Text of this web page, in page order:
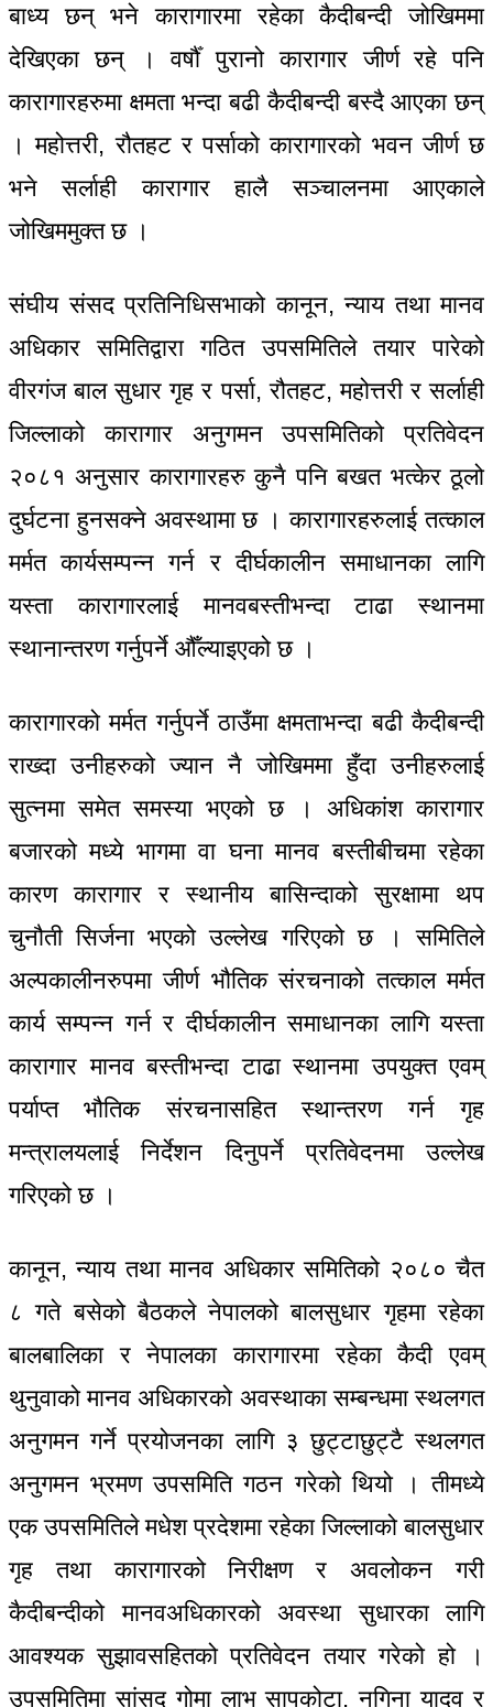
बाध्य छन् भने कारागारमा रहेका कैदीबन्दी जोखिममा
देखिएका छन् । वर्षौँ पुरानो कारागार जीर्ण रहे पनि
कारागारहरुमा क्षमता भन्दा बढी कैदीबन्दी बस्दै आएका छन्
। महोत्तरी, रौतहट र पर्साको कारागारको भवन जीर्ण छ
भने सर्लाही कारागार हालै सञ्चालनमा आएकाले
जोखिममुक्त छ ।
संघीय संसद प्रतिनिधिसभाको कानून, न्याय तथा मानव
अधिकार समितिद्वारा गठित उपसमितिले तयार पारेको
वीरगंज बाल सुधार गृह र पर्सा, रौतहट, महोत्तरी र सर्लाही
जिल्लाको कारागार अनुगमन उपसमितिको प्रतिवेदन
२०८१ अनुसार कारागारहरु कुनै पनि बखत भत्केर ठूलो
दुर्घटना हुनसक्ने अवस्थामा छ । कारागारहरुलाई तत्काल
मर्मत कार्यसम्पन्न गर्न र दीर्घकालीन समाधानका लागि
यस्ता कारागारलाई मानवबस्तीभन्दा टाढा स्थानमा
स्थानान्तरण गर्नुपर्ने औँल्याइएको छ ।
कारागारको मर्मत गर्नुपर्ने ठाउँमा क्षमताभन्दा बढी कैदीबन्दी
राख्दा उनीहरुको ज्यान नै जोखिममा हुँदा उनीहरुलाई
सुत्नमा समेत समस्या भएको छ । अधिकांश कारागार
बजारको मध्ये भागमा वा घना मानव बस्तीबीचमा रहेका
कारण कारागार र स्थानीय बासिन्दाको सुरक्षामा थप
चुनौती सिर्जना भएको उल्लेख गरिएको छ । समितिले
अल्पकालीनरुपमा जीर्ण भौतिक संरचनाको तत्काल मर्मत
कार्य सम्पन्न गर्न र दीर्घकालीन समाधानका लागि यस्ता
कारागार मानव बस्तीभन्दा टाढा स्थानमा उपयुक्त एवम्
पर्याप्त भौतिक संरचनासहित स्थान्तरण गर्न गृह
मन्त्रालयलाई निर्देशन दिनुपर्ने प्रतिवेदनमा उल्लेख
गरिएको छ ।
कानून, न्याय तथा मानव अधिकार समितिको २०८० चैत
८ गते बसेको बैठकले नेपालको बालसुधार गृहमा रहेका
बालबालिका र नेपालका कारागारमा रहेका कैदी एवम्
थुनुवाको मानव अधिकारको अवस्थाका सम्बन्धमा स्थलगत
अनुगमन गर्ने प्रयोजनका लागि ३ छुट्टाछुट्टै स्थलगत
अनुगमन भ्रमण उपसमिति गठन गरेको थियो । तीमध्ये
एक उपसमितिले मधेश प्रदेशमा रहेका जिल्लाको बालसुधार
गृह तथा कारागारको निरीक्षण र अवलोकन गरी
कैदीबन्दीको मानवअधिकारको अवस्था सुधारका लागि
आवश्यक सुझावसहितको प्रतिवेदन तयार गरेको हो ।
उपसमितिमा सांसद गोमा लाभ सापकोटा, नगिना यादव र